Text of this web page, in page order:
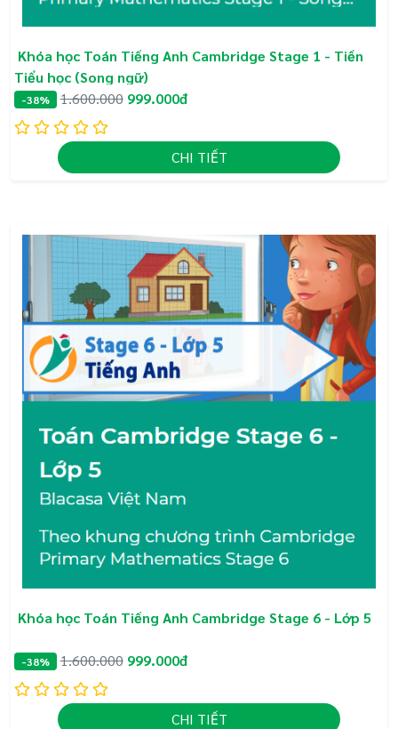
Khóa học Toán Tiếng Anh Cambridge Stage 1 - Tiền
Tiểu học (Song ngữ)
-38% 1.600.000 999.000đ
CHI TIẾT
Khóa học Toán Tiếng Anh Cambridge Stage 6 - Lớp 5
-38% 1.600.000 999.000đ
CHI TIẾT